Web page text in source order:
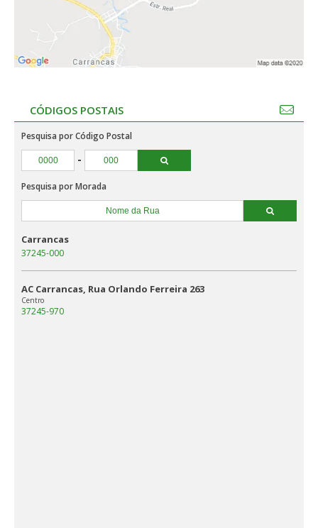
CÓDIGOS POSTAIS
Pesquisa por Código Postal
-
Pesquisa por Morada
Carrancas
37245-000
AC Carrancas, Rua Orlando Ferreira 263
Centro
37245-970